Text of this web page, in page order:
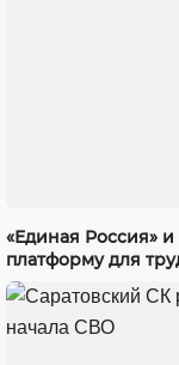
«Единая Россия»
платформу для